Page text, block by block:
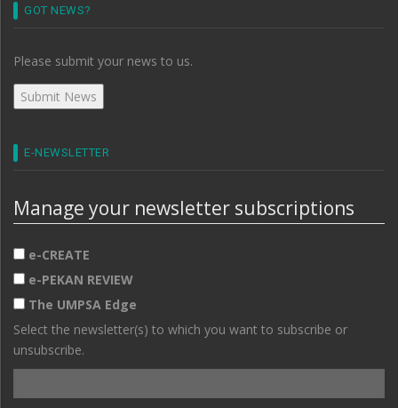
GOT NEWS?
Please submit your news to us.
E-NEWSLETTER
Manage your newsletter subscriptions
e-CREATE
e-PEKAN REVIEW
The UMPSA Edge
Select the newsletter(s) to which you want to subscribe or
unsubscribe.